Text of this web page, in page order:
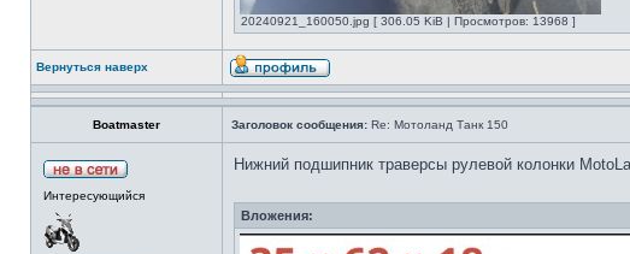
20240921_160050.jpg [ 306.05 KiB | Просмотров: 13968 ]
Вернуться наверх
Boatmaster Заголовок сообщения: Re: Мотоланд Танк 150
Интересующийся
Нижний подшипник траверсы рулевой колонки
Вложения: